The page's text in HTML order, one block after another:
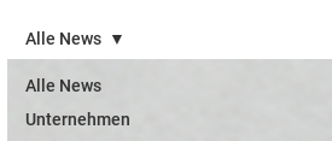
Alle News
Unternehmen
Alle News